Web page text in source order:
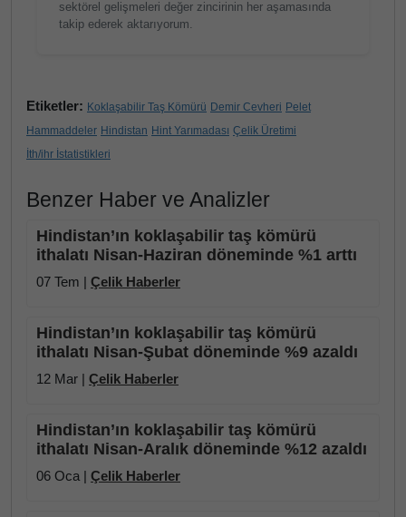
sektörel gelişmeleri değer zincirinin her aşamasında
takip ederek aktarıyorum.
Etiketler: Koklaşabilir Taş Kömürü Demir Cevheri Pelet
Hammaddeler Hindistan Hint Yarımadası Çelik Üretimi
İth/ihr İstatistikleri
Benzer Haber ve Analizler
Hindistan’ın koklaşabilir taş kömürü
ithalatı Nisan-Haziran döneminde %1 arttı
07 Tem | Çelik Haberler
Hindistan’ın koklaşabilir taş kömürü
ithalatı Nisan-Şubat döneminde %9 azaldı
12 Mar | Çelik Haberler
Hindistan’ın koklaşabilir taş kömürü
ithalatı Nisan-Aralık döneminde %12 azaldı
06 Oca | Çelik Haberler